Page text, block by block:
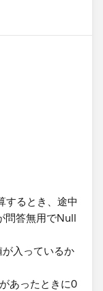
するとき、途中
問答無用でNull
入っているか
あったときに0